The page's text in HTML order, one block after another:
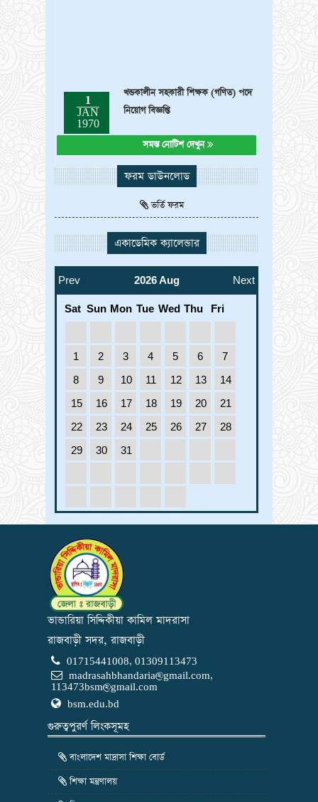
JAN
1970
নিয়োগ বিজ্ঞপ্তি
1
JAN
1970
এর সময়সূচি
1
ইবতেদায়ী পঞ্চম শ্রেণির বৃত্তি পরীক্ষা
1
JAN
শ্রেণির রেজিষ্ট্রেশনের নোটিশ।
2025
চতুর্থ থেকে নবম শ্রেণি পর্যন্ত ভর্তি সংক্রান্ত
সমস্ত নোটিশ দেখুন
ফরম ডাউনলোড
ভর্তি ফরম
একাডেমিক ক্যালেন্ডার
Prev 2026 Aug Next
Sat Sun Mon Tue Wed Thu Fri
1 2 3 4 5 6
7
8
9 10 11 12 13
14
15
16 17 18 19 20
21
22
23 24 25 26 27
28
29
30 31
ভান্ডারিয়া সিদ্দিকীয়া কামিল মাদরাসা
রাজবাড়ী সদর, রাজবাড়ী
01715441008, 01309113473
madrasahbhandaria@gmail.com,
113473bsm@gmail.com
bsm.edu.bd
গুরুত্বপুরর্ণ লিংকসূমহ
বাংলাদেশ মাদ্রাসা শিক্ষা বোর্ড
শিক্ষা মন্ত্রণালয়